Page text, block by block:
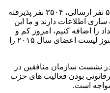
به گفته نوراللهیف، از مجموع ۵۳۹۶ نفر ارسالی، ۳۵۰۴ نفر پذیرفته
سازی اطلاعات دارند و ما این
را اضافه کنیم، امروز کم و
بیش ۴۳۴۹ نفر هستند. اگرچه ما هنوز لیست اعضای سال ۲۰۱۵ را
در نشست سازمان منافقین در
بودن فعالیت های حزب
است.